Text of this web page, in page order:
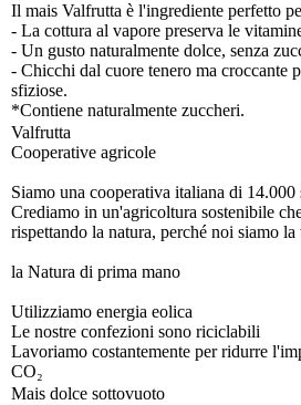
Il mais Valfrutta è l'ingrediente perfetto
- La cottura al vapore preserva le
- Un gusto naturalmente dolce, senza
- Chicchi dal cuore tenero ma croccante
sfiziose.
*Contiene naturalmente zuccheri.
Valfrutta
Cooperative agricole
Siamo una cooperativa italiana di
Crediamo in un'agricoltura sostenibile
rispettando la natura, perché noi siamo
la Natura di prima mano
Utilizziamo energia eolica
Le nostre confezioni sono riciclabili
Lavoriamo costantemente per ridurre
CO₂
Mais dolce sottovuoto